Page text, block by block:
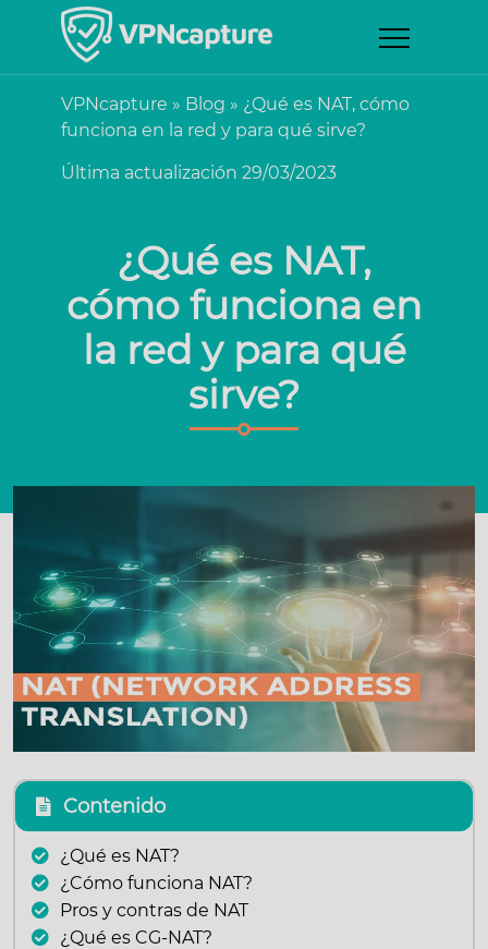
VPNcapture » Blog » ¿Qué es NAT, cómo
funciona en la red y para qué sirve?
Última actualización 29/03/2023
¿Qué es NAT,
cómo funciona en
la red y para qué
sirve?
Contenido
¿Qué es NAT?
¿Cómo funciona NAT?
Pros y contras de NAT
¿Qué es CG-NAT?